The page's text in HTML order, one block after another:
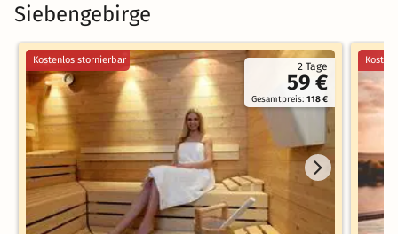
Siebengebirge
2 Tage
59 €
Gesamtpreis:118 €
Kostenlos stornierbar